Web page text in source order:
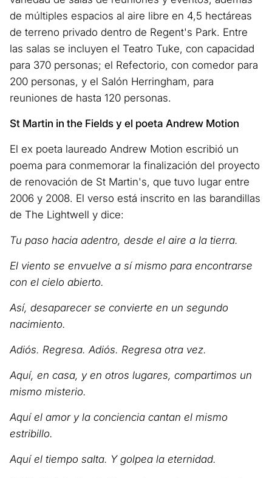
de múltiples espacios al aire libre en 4,5 hectáreas
de terreno privado dentro de Regent's Park. Entre
las salas se incluyen el Teatro Tuke, con capacidad
para 370 personas; el Refectorio, con comedor para
200 personas, y el Salón Herringham, para
reuniones de hasta 120 personas.
St Martin in the Fields y el poeta Andrew Motion
El ex poeta laureado Andrew Motion escribió un
poema para conmemorar la finalización del proyecto
de renovación de St Martin's, que tuvo lugar entre
2006 y 2008. El verso está inscrito en las barandillas
de The Lightwell y dice:
Tu paso hacia adentro, desde el aire a la tierra.
El viento se envuelve a sí mismo para encontrarse
con el cielo abierto.
Así, desaparecer se convierte en un segundo
nacimiento.
Adiós. Regresa. Adiós. Regresa otra vez.
Aquí, en casa, y en otros lugares, compartimos un
mismo misterio.
Aquí el amor y la conciencia cantan el mismo
estribillo.
Aquí el tiempo salta. Y golpea la eternidad.